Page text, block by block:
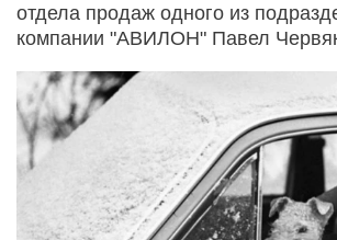
отдела продаж одного из
компании "АВИЛОН" Павел